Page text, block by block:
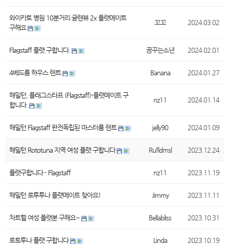
와이카토 병원 10분거리 글랜뷰 2x 플랫메이트
구해요
꼬꼬 2024.03.02
Flagstaff 플랫 구합니다. 꿈꾸는소년 2024.02.01
4베드룸 하우스 렌트 Banana 2024.01.27
해밀턴, 플래그스타프 (Flagstaff)-플랫메이트 구
합니다.
nz11 2024.01.14
해밀턴 Flagstaff 완전독립된 마스터룸 렌트 jelly90 2024.01.09
해밀턴 Rototuna 지역 여성 플랫 구합니다 Rufldmsl 2023.12.24
플랫구합니다 - Flagstaff nz11 2023.11.19
해밀턴 로투투나 플랫메이트 찾아요! Jimmy 2023.11.11
차트웰 여성 플랫분 구해요~ Bellabliss 2023.10.31
로토투나 플랫 구합니다 Linda 2023.10.19